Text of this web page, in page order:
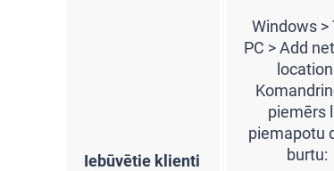
Iebūvētie klienti
Windows >
PC > Add
piemērs
piemapotu
burtu: